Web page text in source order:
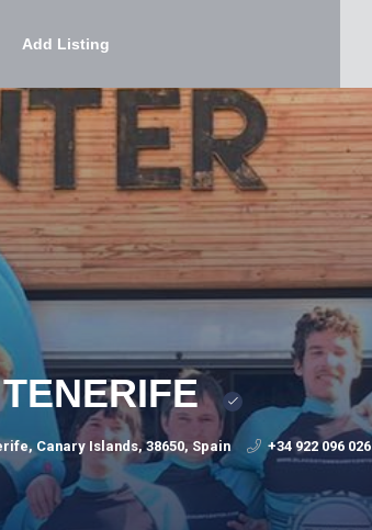
Add Listing
Canary Islands, 38650, Spain +34 922 096 026